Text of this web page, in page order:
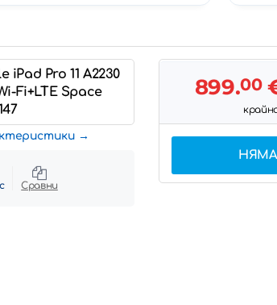
iPad Pro 11 A2230
Fi+LTE Space
Сравни
899.00